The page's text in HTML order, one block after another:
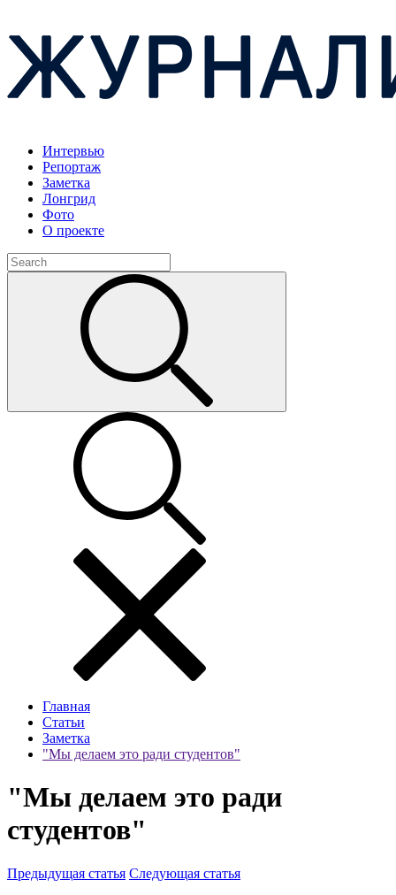
Интервью
Репортаж
Заметка
Лонгрид
Фото
О проекте
Главная
Статьи
Заметка
"Мы делаем это ради студентов"
"Мы делаем это ради
студентов"
Предыдущая статья Следующая статья